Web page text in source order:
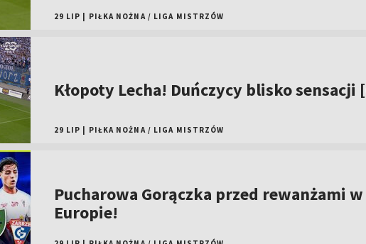
29 LIP PIŁKA NOŻNA / LIGA MISTRZÓW
Kłopoty Lecha! Duńczycy blisko sensacji
29 LIP PIŁKA NOŻNA / LIGA MISTRZÓW
Pucharowa Gorączka przed rewanżami w
Europie!